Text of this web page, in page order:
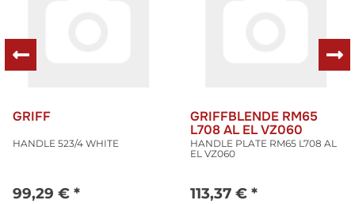
GRIFF
HANDLE 523/4 WHITE
99,29 € *
GRIFFBLENDE RM65
L708 AL EL VZ060
HANDLE PLATE RM65 L708 AL
EL VZ060
113,37 € *